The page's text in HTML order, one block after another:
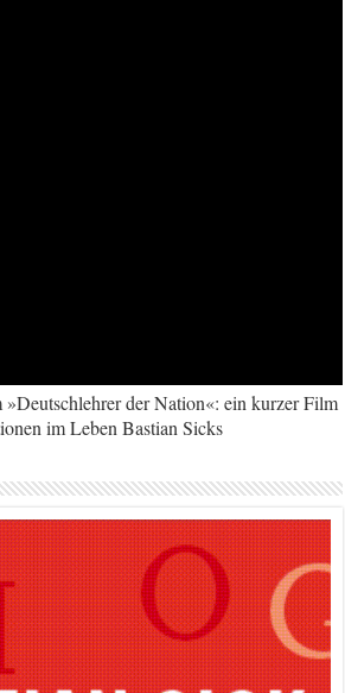
der Nation«: ein kurzer Film
im Leben Bastian Sicks